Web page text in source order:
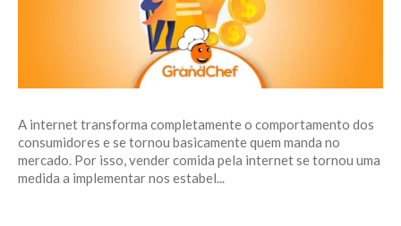
A internet transforma completamente o comportamento dos
consumidores e se tornou basicamente quem manda no
mercado. Por isso, vender comida pela internet se tornou uma
medida a implementar nos estabel...